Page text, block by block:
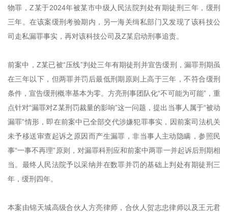
物罪，Z某于2024年被某市中级人民法院判处有期徒刑三年，缓刑
三年。在该案缓刑考验期内，另一海关缉私部门又发现了该科技公
司走私漏罪事实，再对该科技公司及Z某启动刑事追责。
前案中，Z某已被“压线”判处三年有期徒刑并宣告缓刑，漏罪刑期虽
在三年以下，但两罪并罚后最低刑期原则上高于三年，不符合缓刑
条件，宣告缓刑概率基本为零。方亮刑事团队化“不可能为可能”，重
点针对“漏罪对Z某刑罚裁量的影响”这一问题，提出当事人属于“被动
漏罪”情形，即在前案中已全部交代涉嫌犯罪事实，因前案司法机关
未予移送审查起诉之原因而产生漏罪，非当事人主动隐瞒，参照民
事“一事不再理”原则，对漏罪科刑应和前案中两罪一并起诉后刑期相
当。最终人民法院予以采纳并在数罪并罚的基础上判处有期徒刑三
年，缓刑四年。
本案由锦天城高级合伙人方亮律师，合伙人贺志忠律师以及王元君